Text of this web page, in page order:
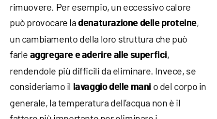
rimuovere. Per esempio, un eccessivo calore
può provocare ladenaturazione delle proteine,
un cambiamento della loro struttura che può
farle aggregare e aderire alle superfici,
rendendole più difficili da eliminare. Invece, se
consideriamo il lavaggio delle mani o del corpo in
generale, la temperatura dell’acqua non è il